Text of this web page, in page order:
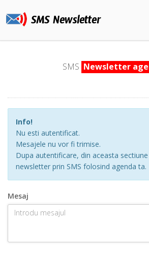
SMS Newsletter
SMS Newsletter
Info!
Nu esti autentificat.
Mesajele nu vor fi trimise.
Dupa autentificare, din aceasta
newsletter prin SMS folosind agenda ta.
Mesaj